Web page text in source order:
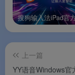
✅AI 语音
“文件传输
搜狗输入法iPad官
上一篇
YY语音Windows官